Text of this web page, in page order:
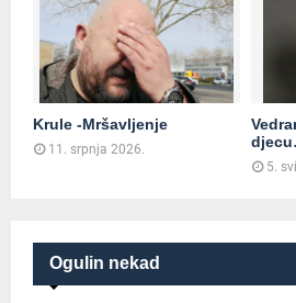
Krule -Mršavljenje
11. srpnja 2026.
5.
Ogulin nekad